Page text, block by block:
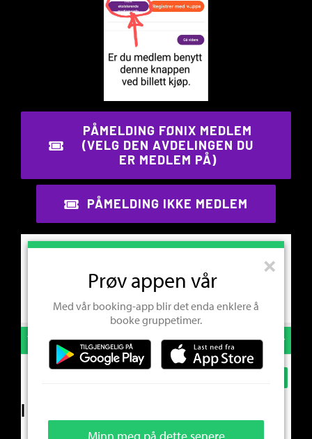
PÅMELDING FØNIX MEDLEM
(VELG DEN AVDELINGEN DU
ER MEDLEM PÅ)
PÅMELDING IKKE MEDLEM